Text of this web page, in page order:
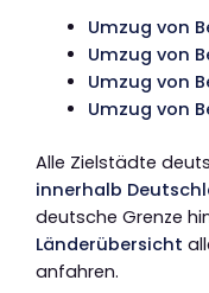
Umzug von
Umzug von
Umzug von
Umzug von
Alle Zielstädte
innerhalb
deutsche Grenze
Länderübersicht
anfahren.